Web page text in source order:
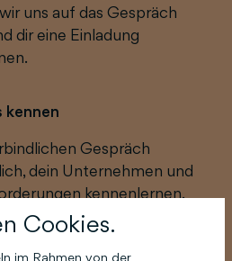
uns auf das Gespräch
dir eine Einladung
kennen
Gespräch
dein Unternehmen und
kennenlernen.
dir auch unsere
nach vorne zu bringen.
Cookies.
im Rahmen von der